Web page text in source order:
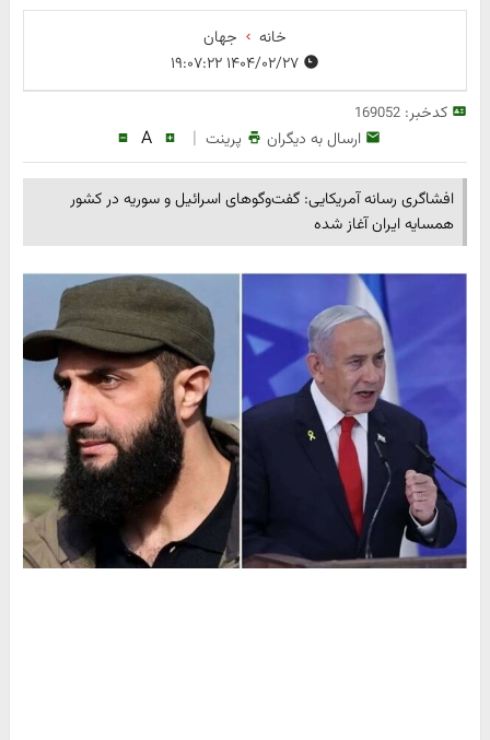
خانه
جهان
کدخبر:169052
ارسال به دیگران پرینت |
A
افشاگری رسانه آمریکایی: گفت‌وگوهای اسرائیل و سوریه در کشور
همسایه ایران آغاز شده